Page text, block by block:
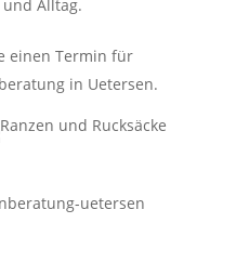
Alltag.
einen Termin für
in Uetersen.